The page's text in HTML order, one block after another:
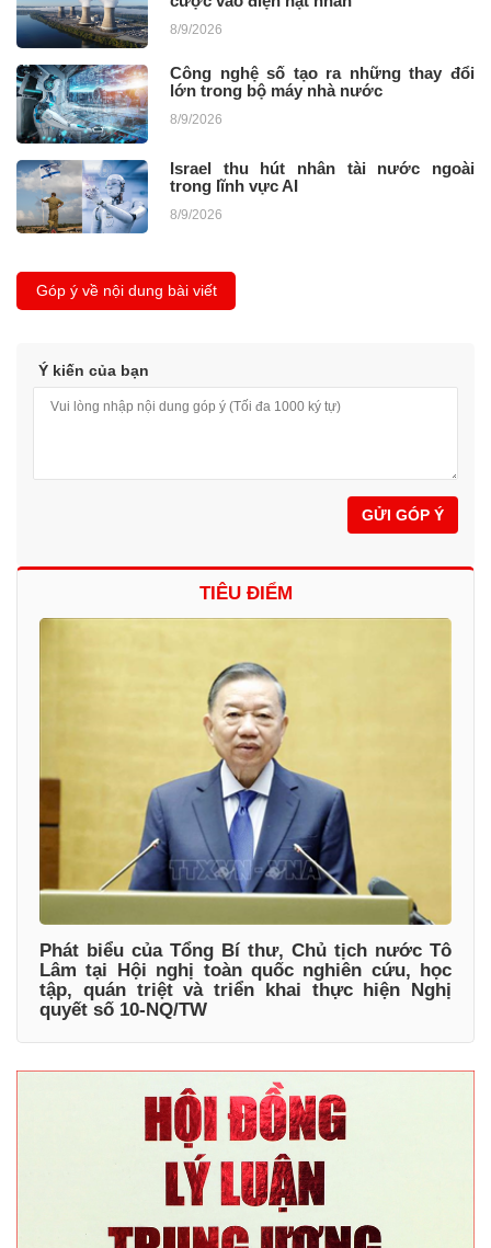
8/9/2026
Công nghệ số tạo ra những thay đổi
lớn trong bộ máy nhà nước
8/9/2026
Israel thu hút nhân tài nước ngoài
trong lĩnh vực AI
8/9/2026
Góp ý về nội dung bài viết
Ý kiến của bạn
GỬI GÓP Ý
TIÊU ĐIỂM
Phát biểu của Tổng Bí thư, Chủ tịch nước Tô
Lâm tại Hội nghị toàn quốc nghiên cứu, học
tập, quán triệt và triển khai thực hiện Nghị
quyết số 10-NQ/TW